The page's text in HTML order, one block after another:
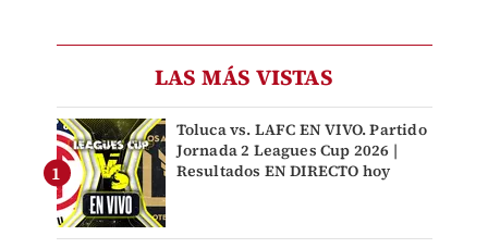
LAS MÁS VISTAS
Toluca vs. LAFC EN VIVO. Partido
Jornada 2 Leagues Cup 2026 |
Resultados EN DIRECTO hoy